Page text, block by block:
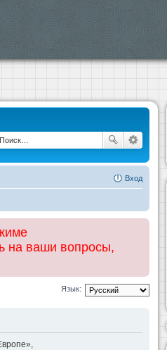
Вход
на ваши вопросы,
Язык: